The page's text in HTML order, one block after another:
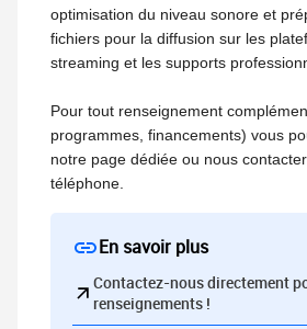
optimisation du niveau sonore et
fichiers pour la diffusion sur les
streaming et les supports
Pour tout renseignement
programmes, financements) vous
notre page dédiée ou nous
téléphone.
En savoir plus
Contactez-nous directement
renseignements !